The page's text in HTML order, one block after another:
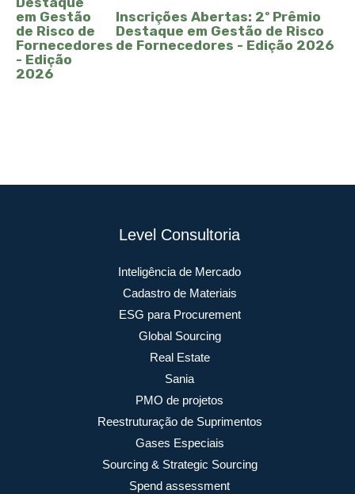
Inscrições Abertas: 2º Prêmio
Destaque em Gestão de Risco
de Fornecedores - Edição 2026
Level Consultoria
Inteligência de Mercado
Cadastro de Materiais
ESG para Procurement
Global Sourcing
Real Estate
Sania
PMO de projetos
Reestruturação de Suprimentos
Gases Especiais
Sourcing & Strategic Sourcing
Spend assessment